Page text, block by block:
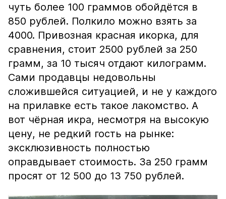
чуть более 100 граммов обойдётся в
850 рублей. Полкило можно взять за
4000. Привозная красная икорка, для
сравнения, стоит 2500 рублей за 250
грамм, за 10 тысяч отдают килограмм.
Сами продавцы недовольны
сложившейся ситуацией, и не у каждого
на прилавке есть такое лакомство. А
вот чёрная икра, несмотря на высокую
цену, не редкий гость на рынке:
эксклюзивность полностью
оправдывает стоимость. За 250 грамм
просят от 12 500 до 13 750 рублей.